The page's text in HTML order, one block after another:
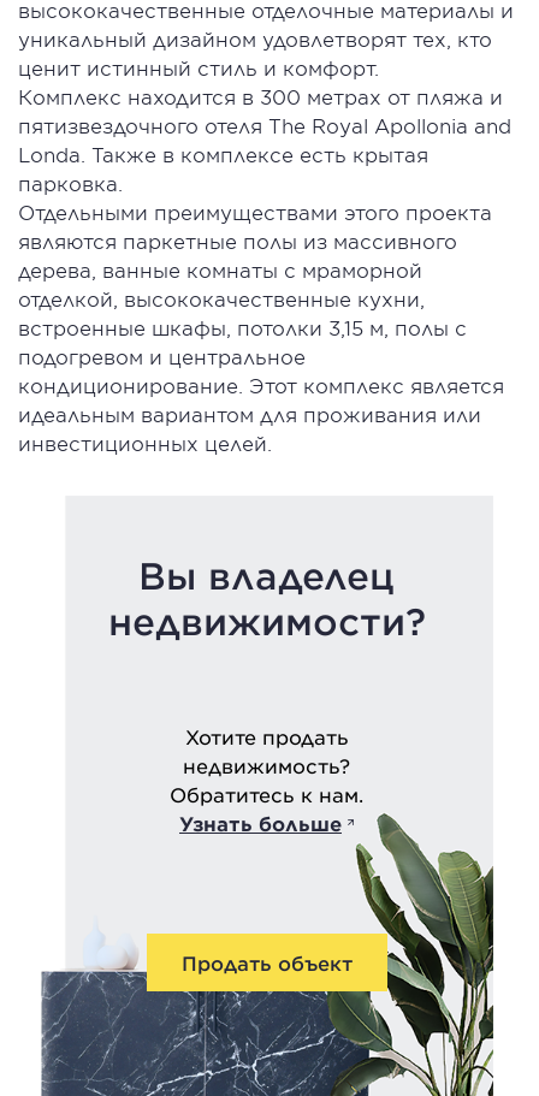
высококачественные отделочные материалы и
уникальный дизайном удовлетворят тех, кто
ценит истинный стиль и комфорт.
Комплекс находится в 300 метрах от пляжа и
пятизвездочного отеля The Royal Apollonia and
Londa. Также в комплексе есть крытая
парковка.
Отдельными преимуществами этого проекта
являются паркетные полы из массивного
дерева, ванные комнаты c мраморной
отделкой, высококачественные кухни,
встроенные шкафы, потолки 3,15 м, полы с
подогревом и центральное
кондиционирование. Этот комплекс является
идеальным вариантом для проживания или
инвестиционных целей.
Вы владелец
недвижимости?
Хотите продать
недвижимость?
Обратитесь к нам.
Узнать больше
Продать объект